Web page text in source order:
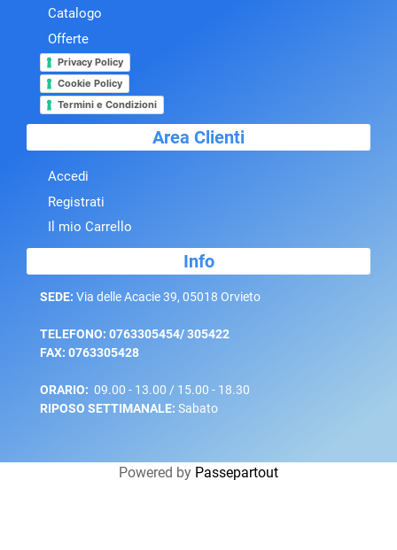
Catalogo
Offerte
Privacy Policy
Cookie Policy
Termini e Condizioni
Area Clienti
Accedi
Registrati
Il mio Carrello
Info
SEDE: Via delle Acacie 39, 05018 Orvieto
TELEFONO: 0763305454/ 305422
FAX: 0763305428
ORARIO: 09.00 - 13.00 / 15.00 - 18.30
RIPOSO SETTIMANALE: Sabato
Powered by Passepartout